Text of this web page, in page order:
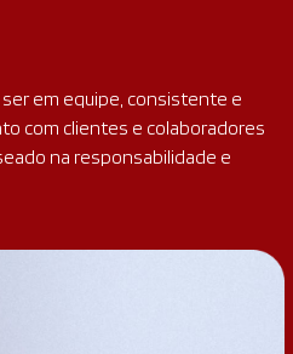
em equipe, consistente e
com clientes e colaboradores
na responsabilidade e